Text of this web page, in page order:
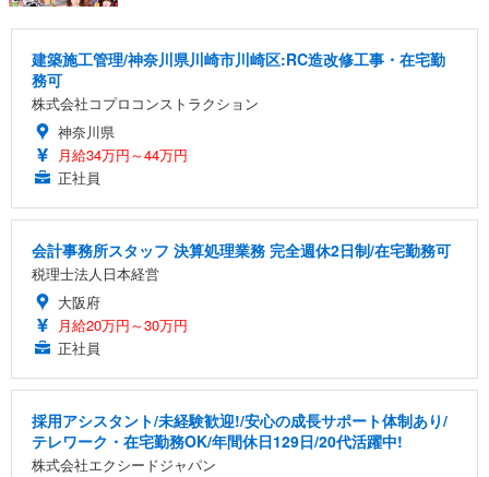
建築施工管理/神奈川県川崎市川崎区:RC造改修工事・在宅勤
務可
株式会社コプロコンストラクション
神奈川県
月給34万円～44万円
正社員
会計事務所スタッフ 決算処理業務 完全週休2日制/在宅勤務可
税理士法人日本経営
大阪府
月給20万円～30万円
正社員
採用アシスタント/未経験歓迎!/安心の成長サポート体制あり/
テレワーク・在宅勤務OK/年間休日129日/20代活躍中!
株式会社エクシードジャパン